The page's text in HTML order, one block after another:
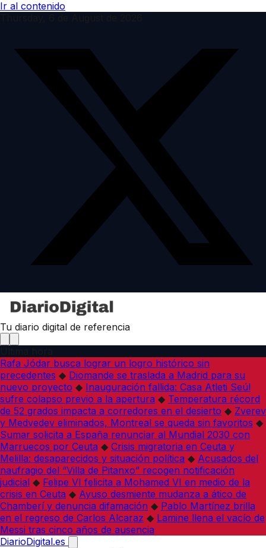
Ir al contenido
Tu diario digital de referencia
Rafa Jódar busca lograr un logro histórico sin
precedentes ◆ Diomande se traslada a Madrid para su
nuevo proyecto ◆ Inauguración fallida: Casa Atleti Seúl
sufre colapso previo a la apertura ◆ Temperatura récord
de 52 grados impacta a corredores en el desierto ◆ Zverev
y Medvedev eliminados, Montreal se queda sin favoritos ◆
Sumar solicita a España renunciar al Mundial 2030 con
Marruecos por Ceuta ◆ Crisis migratoria en Ceuta y
Melilla: desaparecidos y situación política ◆ Acusados del
naufragio del “Villa de Pitanxo” recogen notificación
judicial ◆ Felipe VI felicita a Mohamed VI en medio de la
crisis en Ceuta ◆ Ayuso desmiente mudanza a ático de
Chamberí y denuncia difamación ◆ Pablo Martínez brilla
en el regreso de Carlos Alcaraz ◆ Lamine llena el vacío de
Messi tras cinco años de ausencia
DiarioDigital.es